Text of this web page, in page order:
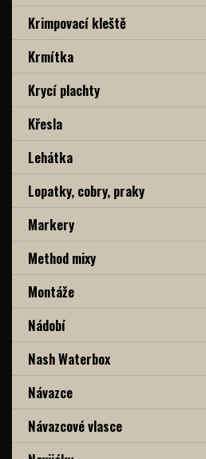
Krimpovací kleště
Krmítka
Krycí plachty
Křesla
Lehátka
Lopatky, cobry, praky
Markery
Method mixy
Montáže
Nádobí
Nash Waterbox
Návazce
Návazcové vlasce